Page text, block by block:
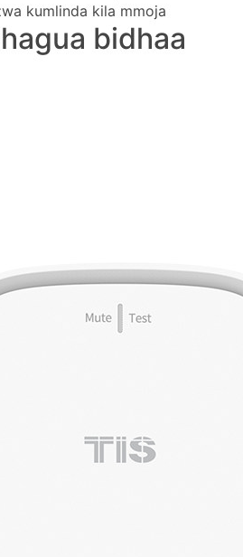
kumlinda kila mmoja
bidhaa